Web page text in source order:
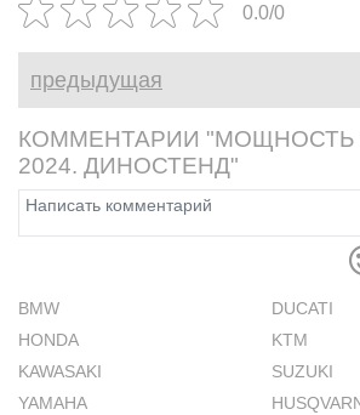
0.0/0
предыдущая
КОММЕНТАРИИ "МОЩНОСТЬ
2024. ДИНОСТЕНД"
BMW
DUCATI
HONDA
KTM
KAWASAKI
SUZUKI
YAMAHA